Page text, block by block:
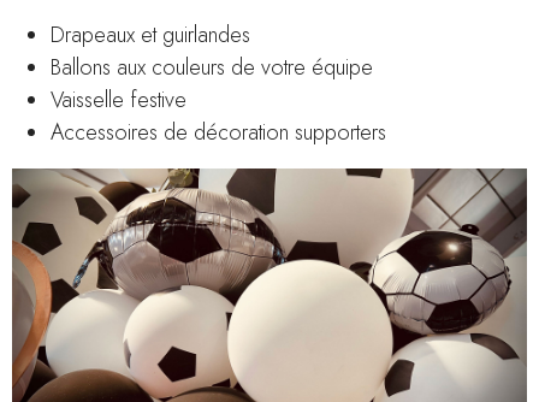
Drapeaux et guirlandes
Ballons aux couleurs de votre équipe
Vaisselle festive
Accessoires de décoration supporters